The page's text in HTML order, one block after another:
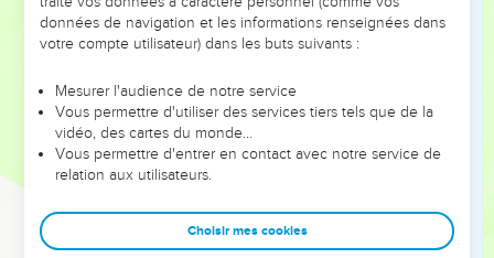
Ainsi, il n’y aura plus, pour la communauté d'Israël,
d’épine qui blesse, de ronce qui fait mal, parmi tous ses
voisins qui la méprisent. Ils reconnaîtront alors que je suis le
Seigneur, l'Eternel.
» Voici ce que dit le Seigneur, l'Eternel : En rassemblant la
communauté d'Israël de tous les peuples chez lesquels elle
yeux des nations. Les Israélites habiteront leur territoire,
celui que j'ai donné à mon serviteur Jacob.
données de navigation et les informations renseignées dans
votre compte utilisateur) dans les buts suivants :
Mesurer l'audience de notre service
Vous permettre d'utiliser des services tiers tels que de la
vidéo, des cartes du monde…
Vous permettre d'entrer en contact avec notre service de
relation aux utilisateurs.
Choisir mes cookies